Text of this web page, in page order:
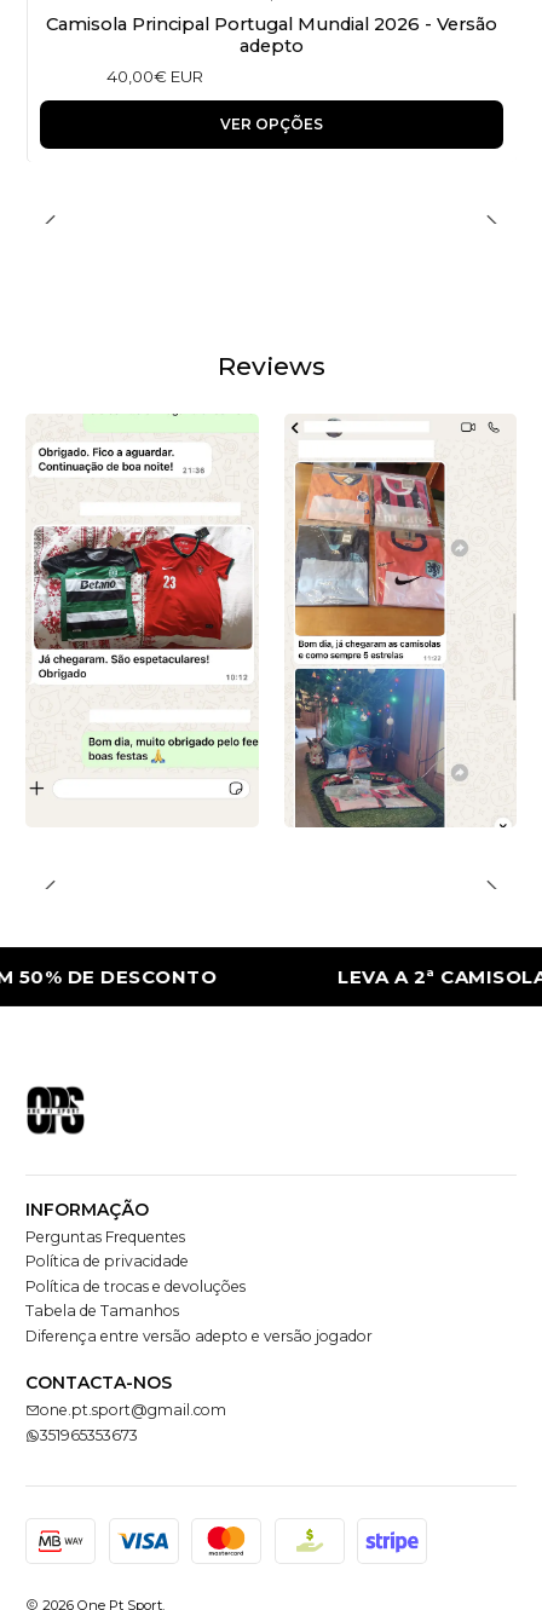
Camisola Principal Portugal Mundial 2026 - Versão
adepto
40,00€ EUR
VER OPÇÕES
Reviews
DESCONTO LEVA A 2ª CAMISOLA
INFORMAÇÃO
Perguntas Frequentes
Política de privacidade
Política de trocas e devoluções
Tabela de Tamanhos
Diferença entre versão adepto e versão jogador
CONTACTA-NOS
one.pt.sport@gmail.com
351965353673
2026 One Pt Sport.